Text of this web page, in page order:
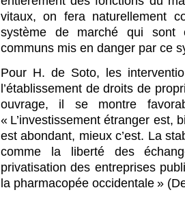
vitaux, on fera naturellement
système de marché qui sont
communs mis en danger par ce
Pour H. de Soto, les
l’établissement de droits de
ouvrage, il se montre
« L’investissement étranger est,
est abondant, mieux c’est. La
comme la liberté des
privatisation des entreprises
la pharmacopée occidentale »